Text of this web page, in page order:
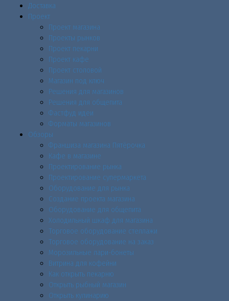
Доставка
Проект
Проект магазина
Проекты рынков
Проект пекарни
Проект кафе
Проект столовой
Магазин под ключ
Решения для магазинов
Решения для общепита
Фастфуд идеи
Форматы магазинов
Обзоры
Франшиза магазина Пятёрочка
Кафе в магазине
Проектирование рынка
Проектирование супермаркета
Оборудование для рынка
Создание проекта магазина
Оборудование для общепита
Холодильный шкаф для магазина
Торговое оборудование стеллажи
Торговое оборудование на заказ
Морозильные лари-бонеты
Витрина для кофейни
Как открыть пекарню
Открыть рыбный магазин
Открыть кулинарию